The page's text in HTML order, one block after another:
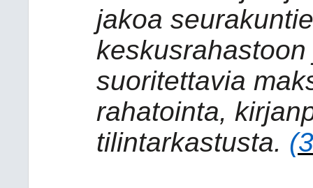
jakoa
suoritettavia
rahatointa,
tilintarkastusta.